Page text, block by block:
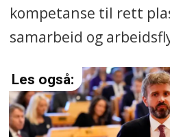
kompetanse til rett
samarbeid og